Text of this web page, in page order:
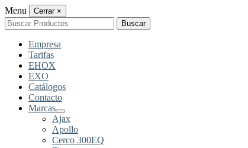
Menu Cerrar ×
Buscar
por:
Buscar
Empresa
Tarifas
EHOX
EXO
Catálogos
Contacto
Marcas
Ajax
Apollo
Cerco 300EQ